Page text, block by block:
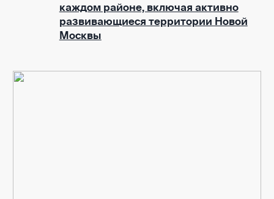
каждом районе, включая активно
развивающиеся территории Новой
Москвы